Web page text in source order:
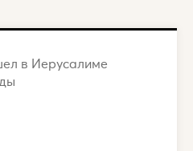
в Иерусалиме